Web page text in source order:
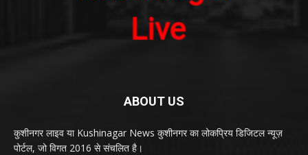
ABOUT US
कुशीनगर लाइव या Kushinagar News कुशीनगर का लोकप्रिय डिजिटल न्यूज़
पोर्टल, जो विगत 2016 से संचलित है।